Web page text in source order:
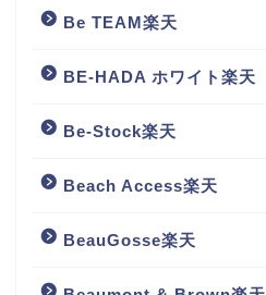
Be TEAM楽天
BE-HADA ホワイト楽天
Be-Stock楽天
Beach Access楽天
BeauGosse楽天